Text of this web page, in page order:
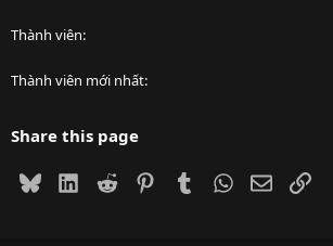
Thành viên
Thành viên mới nhất
Share this page
BlueskyLinkedIn
Reddit PinterestTumblrWhatsApp
EmailLink